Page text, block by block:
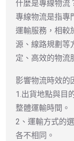
什麼是專線物流
專線物流是指專
運輸服務，相較
源、線路規劃等
定、高效的物流
影響物流時效的
1.出貨地點與目
整體運輸時間。
2、運輸方式的
各不相同。